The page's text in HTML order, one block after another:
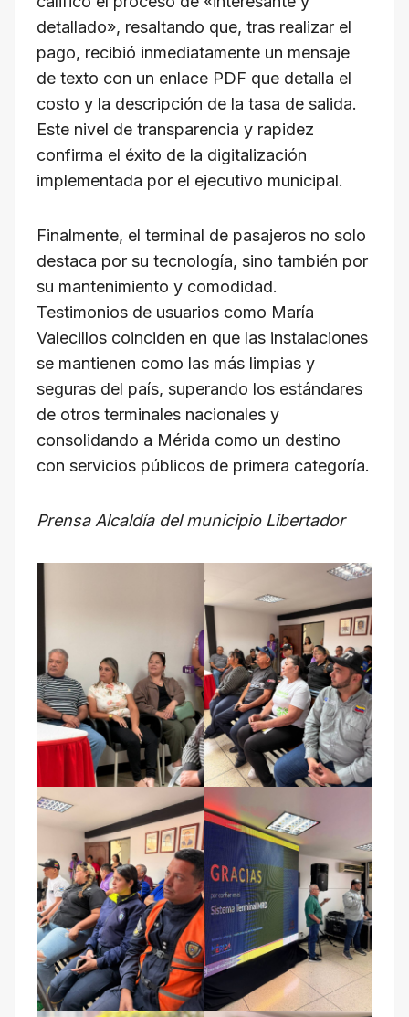
detallado», resaltando que, tras realizar el
pago, recibió inmediatamente un mensaje
de texto con un enlace PDF que detalla el
costo y la descripción de la tasa de salida.
Este nivel de transparencia y rapidez
confirma el éxito de la digitalización
implementada por el ejecutivo municipal.
​Finalmente, el terminal de pasajeros no solo
destaca por su tecnología, sino también por
su mantenimiento y comodidad.
Testimonios de usuarios como María
Valecillos coinciden en que las instalaciones
se mantienen como las más limpias y
seguras del país, superando los estándares
de otros terminales nacionales y
consolidando a Mérida como un destino
con servicios públicos de primera categoría.
Prensa Alcaldía del municipio Libertador